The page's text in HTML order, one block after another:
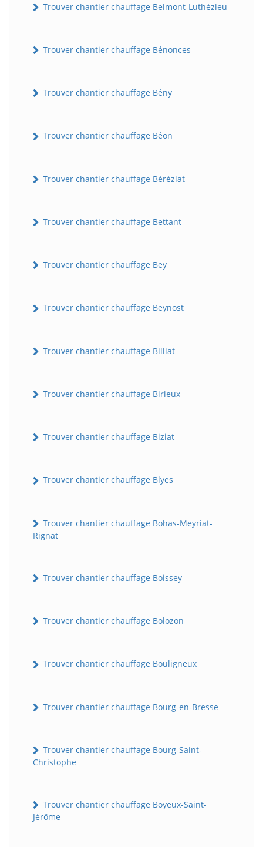
Trouver chantier chauffage Belmont-Luthézieu
Trouver chantier chauffage Bénonces
Trouver chantier chauffage Bény
Trouver chantier chauffage Béon
Trouver chantier chauffage Béréziat
Trouver chantier chauffage Bettant
Trouver chantier chauffage Bey
Trouver chantier chauffage Beynost
Trouver chantier chauffage Billiat
Trouver chantier chauffage Birieux
Trouver chantier chauffage Biziat
Trouver chantier chauffage Blyes
Trouver chantier chauffage Bohas-Meyriat-
Rignat
Trouver chantier chauffage Boissey
Trouver chantier chauffage Bolozon
Trouver chantier chauffage Bouligneux
Trouver chantier chauffage Bourg-en-Bresse
Trouver chantier chauffage Bourg-Saint-
Christophe
Trouver chantier chauffage Boyeux-Saint-
Jérôme